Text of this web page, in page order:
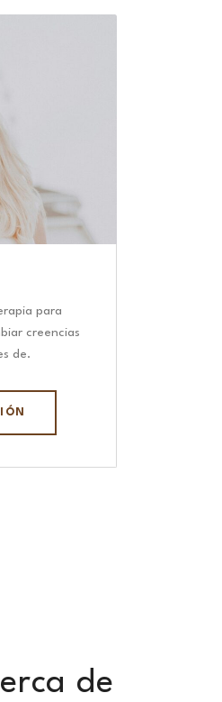
para
creencias
de.
de